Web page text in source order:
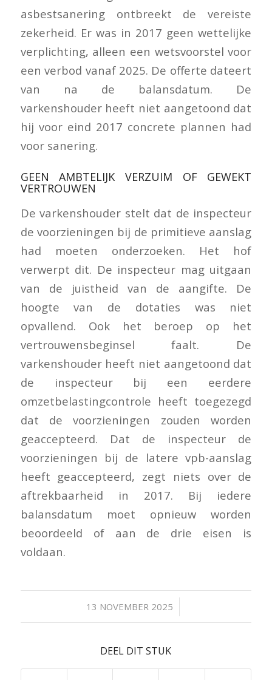
asbestsanering ontbreekt de vereiste
zekerheid. Er was in 2017 geen wettelijke
verplichting, alleen een wetsvoorstel voor
een verbod vanaf 2025. De offerte dateert
van na de balansdatum. De
varkenshouder heeft niet aangetoond dat
hij voor eind 2017 concrete plannen had
voor sanering.
GEEN AMBTELIJK VERZUIM OF GEWEKT
VERTROUWEN
De varkenshouder stelt dat de inspecteur
de voorzieningen bij de primitieve aanslag
had moeten onderzoeken. Het hof
verwerpt dit. De inspecteur mag uitgaan
van de juistheid van de aangifte. De
hoogte van de dotaties was niet
opvallend. Ook het beroep op het
vertrouwensbeginsel faalt. De
varkenshouder heeft niet aangetoond dat
de inspecteur bij een eerdere
omzetbelastingcontrole heeft toegezegd
dat de voorzieningen zouden worden
geaccepteerd. Dat de inspecteur de
voorzieningen bij de latere vpb-aanslag
heeft geaccepteerd, zegt niets over de
aftrekbaarheid in 2017. Bij iedere
balansdatum moet opnieuw worden
beoordeeld of aan de drie eisen is
voldaan.
13 NOVEMBER 2025
/
DEEL DIT STUK